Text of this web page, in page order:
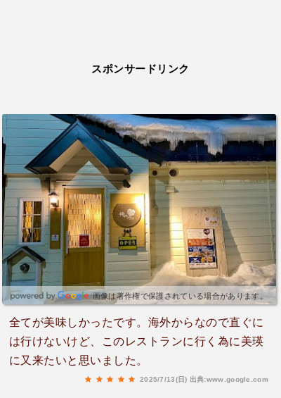
スポンサードリンク
画像は著作権で保護されている場合があります。
全てが美味しかったです。海外からなので直ぐに
は行けないけど、このレストランに行く為に美瑛
に又来たいと思いました。
2025/7/13(日) 出典:www.google.com